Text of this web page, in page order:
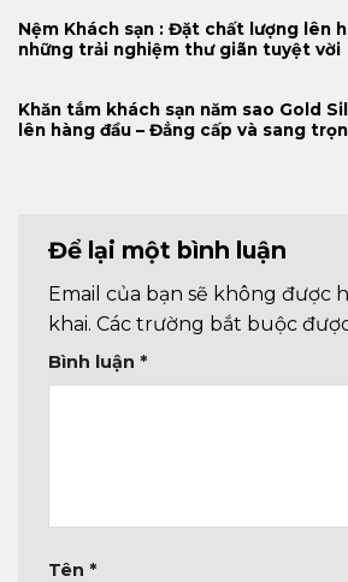
Nệm Khách sạn : Đặt chất lượng lên
những trải nghiệm thư giãn tuyệt vời
Khăn tắm khách sạn năm sao Gold
lên hàng đầu – Đẳng cấp và sang
Để lại một bình luận
Email của bạn sẽ không được
khai. Các trường bắt buộc
Bình luận *
Tên *